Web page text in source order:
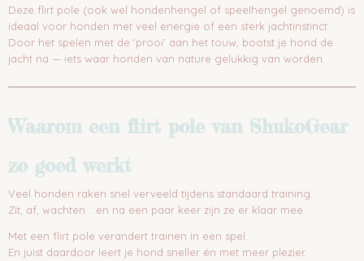
Deze flirt pole (ook wel hondenhengel of speelhengel genoemd) is
ideaal voor honden met veel energie of een sterk jachtinstinct.
Door het spelen met de ‘prooi’ aan het touw, bootst je hond de
jacht na — iets waar honden van nature gelukkig van worden.
Waarom een flirt pole van ShukoGear
zo goed werkt
Veel honden raken snel verveeld tijdens standaard training.
Zit, af, wachten… en na een paar keer zijn ze er klaar mee.
Met een flirt pole verandert trainen in een spel.
En juist daardoor leert je hond sneller én met meer plezier.